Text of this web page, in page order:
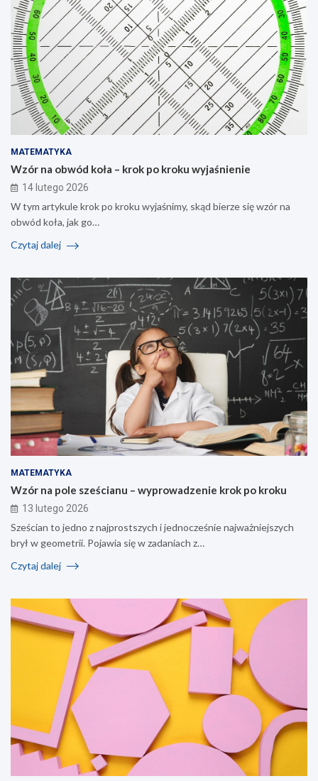
MATEMATYKA
Wzór na obwód koła – krok po kroku wyjaśnienie
14 lutego 2026
W tym artykule krok po kroku wyjaśnimy, skąd bierze się wzór na
obwód koła, jak go…
Czytaj dalej
MATEMATYKA
Wzór na pole sześcianu – wyprowadzenie krok po kroku
13 lutego 2026
Sześcian to jedno z najprostszych i jednocześnie najważniejszych
brył w geometrii. Pojawia się w zadaniach z…
Czytaj dalej